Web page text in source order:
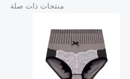
منتجات ذات صلة